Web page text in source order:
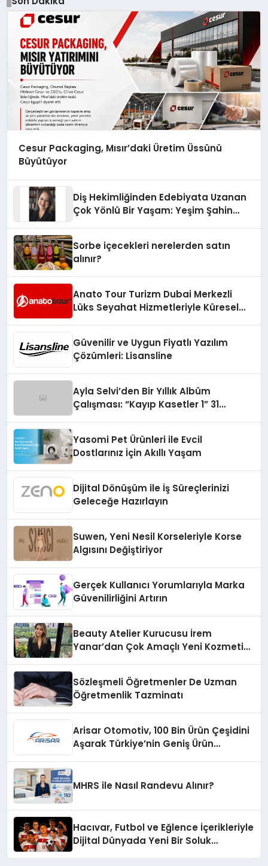
Cesur Packaging, Mısır’daki Üretim Üssünü
Büyütüyor
Diş Hekimliğinden Edebiyata Uzanan
Çok Yönlü Bir Yaşam: Yeşim Şahin
Sorbe içecekleri nerelerden satın
alınır?
Anato Tour Turizm Dubai Merkezli
Lüks Seyahat Hizmetleriyle Küresel
Güvenilir ve Uygun Fiyatlı Yazılım
Çözümleri: Lisansline
Ayla Selvi’den Bir Yıllık Albüm
Çalışması: “Kayıp Kasetler 1” 31
Yasomi Pet Ürünleri ile Evcil
Dostlarınız İçin Akıllı Yaşam
Dijital Dönüşüm ile İş Süreçlerinizi
Geleceğe Hazırlayın
Suwen, Yeni Nesil Korseleriyle Korse
Algısını Değiştiriyor
Gerçek Kullanıcı Yorumlarıyla Marka
Güvenilirliğini Artırın
Beauty Atelier Kurucusu İrem
Yanar’dan Çok Amaçlı Yeni Kozmetik
Sözleşmeli Öğretmenler De Uzman
Öğretmenlik Tazminatı
Arisar Otomotiv, 100 Bin Ürün Çeşidini
Aşarak Türkiye’nin Geniş Ürün
MHRS ile Nasıl Randevu Alınır?
Hacıvar, Futbol ve Eğlence İçerikleriyle
Dijital Dünyada Yeni Bir Soluk